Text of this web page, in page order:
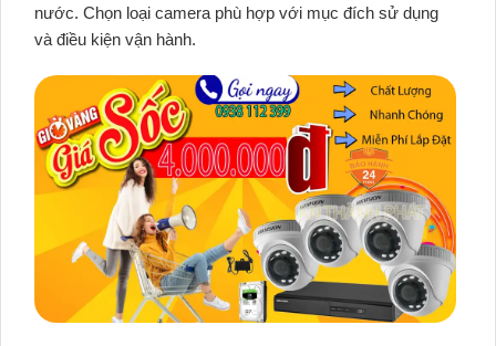
nước. Chọn loại camera phù hợp với mục đích sử dụng
và điều kiện vận hành.